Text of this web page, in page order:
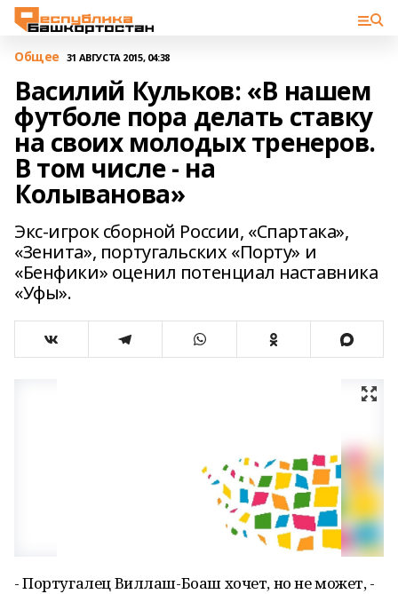
Общее 31 АВГУСТА 2015, 04:38
Василий Кульков: «В нашем
футболе пора делать ставку
на своих молодых тренеров.
В том числе - на
Колыванова»
Экс-игрок сборной России, «Спартака»,
«Зенита», португальских «Порту» и
«Бенфики» оценил потенциал наставника
«Уфы».
- Португалец Виллаш-Боаш хочет, но не может, -